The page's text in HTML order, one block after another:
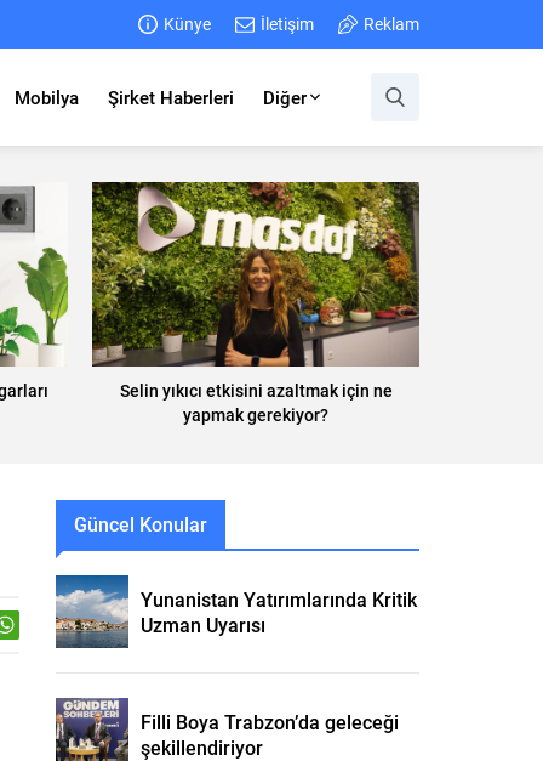
Künye İletişim Reklam
Mobilya Şirket Haberleri Diğer
Selin yıkıcı etkisini azaltmak için ne
yapmak gerekiyor?
Güncel Konular
Yunanistan Yatırımlarında Kritik
Uzman Uyarısı
Filli Boya Trabzon’da geleceği
şekillendiriyor